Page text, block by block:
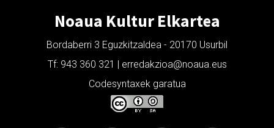
Noaua Kultur Elkartea
Bordaberri 3 Eguzkitzaldea - 20170 Usurbil
Tf: 943 360 321 | erredakzioa@noaua.eus
Codesyntaxek garatua